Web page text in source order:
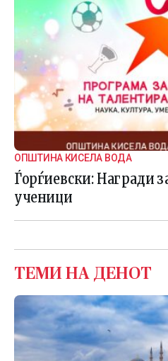
ОПШТИНА КИСЕЛА ВОДА
Ѓорѓиевски: Награди
ученици
ТЕМИ НА ДЕНОТ